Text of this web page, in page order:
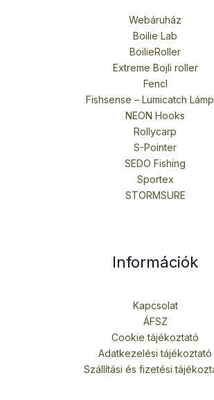
Webáruház
Boilie Lab
BoilieRoller
Extreme Bojli roller
Fencl
Fishsense – Lumicatch
NEON Hooks
Rollycarp
S-Pointer
SEDO Fishing
Sportex
STORMSURE
Információk
Kapcsolat
ÁFSZ
Cookie tájékoztató
Adatkezelési tájékoztató
Szállítási és fizetési